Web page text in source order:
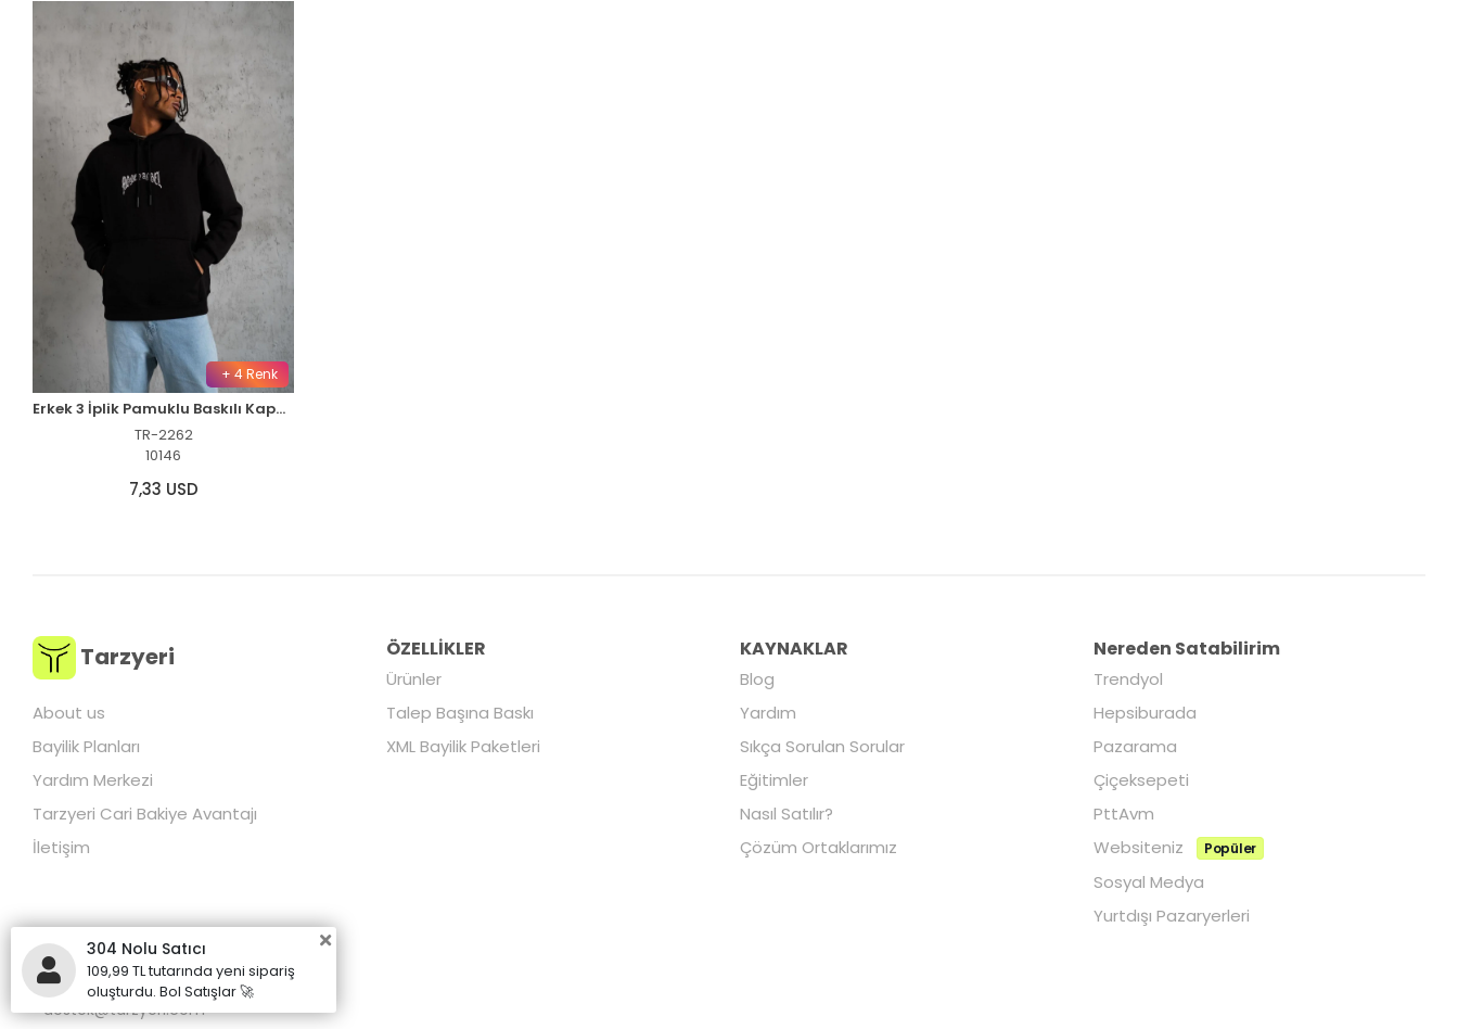
+ 4 Renk
Erkek 3 İplik Pamuklu Baskılı Kapüşonlu Cepli Sweatshirt Hoodie - Siyah
TR-2262
10146
7,33 USD
Tarzyeri
About us
Bayilik Planları
Yardım Merkezi
Tarzyeri Cari Bakiye Avantajı
İletişim
ÖZELLİKLER
Ürünler
Talep Başına Baskı
XML Bayilik Paketleri
KAYNAKLAR
Blog
Yardım
Sıkça Sorulan Sorular
Eğitimler
Nasıl Satılır?
Çözüm Ortaklarımız
Nereden Satabilirim
Trendyol
Hepsiburada
Pazarama
Çiçeksepeti
PttAvm
Websiteniz
Popüler
Sosyal Medya
Yurtdışı Pazaryerleri
+90 850 255 00 50
destek@tarzyeri.com
304 Nolu Satıcı
109,99 TL tutarında yeni sipariş
oluşturdu. Bol Satışlar 🚀